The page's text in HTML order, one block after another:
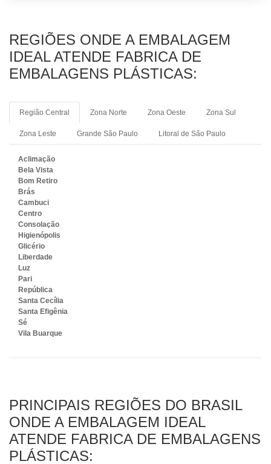
REGIÕES ONDE A EMBALAGEM
IDEAL ATENDE FABRICA DE
EMBALAGENS PLÁSTICAS:
Região Central Zona Norte Zona Oeste Zona Sul
Zona Leste Grande São Paulo Litoral de São Paulo
Aclimação
Bela Vista
Bom Retiro
Brás
Cambuci
Centro
Consolação
Higienópolis
Glicério
Liberdade
Luz
Pari
República
Santa Cecília
Santa Efigênia
Sé
Vila Buarque
PRINCIPAIS REGIÕES DO BRASIL
ONDE A EMBALAGEM IDEAL
ATENDE FABRICA DE EMBALAGENS
PLÁSTICAS: